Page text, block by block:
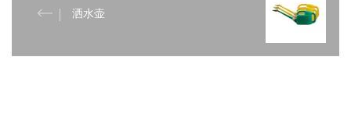
洒水壶